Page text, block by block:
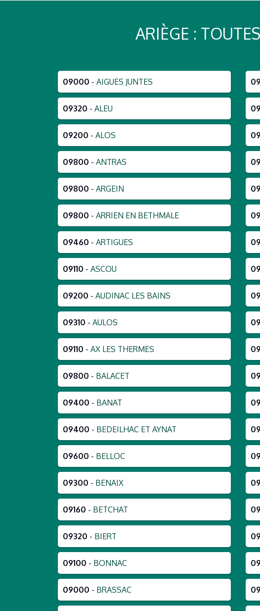
ARIÈGE :
09000 - AIGUES JUNTES
09320 - ALEU
09200 - ALOS
09800 - ANTRAS
09800 - ARGEIN
09800 - ARRIEN EN BETHMALE
09460 - ARTIGUES
09110 - ASCOU
09200 - AUDINAC LES BAINS
09310 - AULOS
09110 - AX LES THERMES
09800 - BALACET
09400 - BANAT
09400 - BEDEILHAC ET AYNAT
09600 - BELLOC
09300 - BENAIX
09160 - BETCHAT
09320 - BIERT
09100 - BONNAC
09000 - BRASSAC